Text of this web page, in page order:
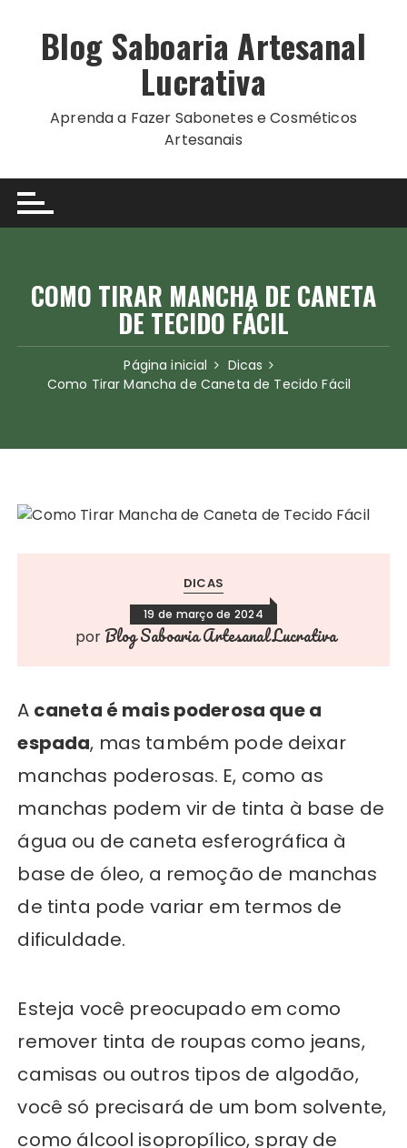
Blog Saboaria Artesanal
Lucrativa
Aprenda a Fazer Sabonetes e Cosméticos
Artesanais
COMO TIRAR MANCHA DE CANETA
DE TECIDO FÁCIL
Página inicial
Dicas
Como Tirar Mancha de Caneta de Tecido Fácil
DICAS
19 de março de 2024
por Blog Saboaria Artesanal Lucrativa
A caneta é mais poderosa que a
espada, mas também pode deixar
manchas poderosas. E, como as
manchas podem vir de tinta à base de
água ou de caneta esferográfica à
base de óleo, a remoção de manchas
de tinta pode variar em termos de
dificuldade.
Esteja você preocupado em como
remover tinta de roupas como jeans,
camisas ou outros tipos de algodão,
você só precisará de um bom solvente,
como álcool isopropílico, spray de